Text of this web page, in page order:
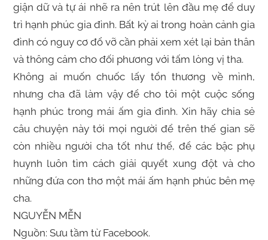
giận dữ và tự ái nhẽ ra nên trút lên đầu mẹ để duy
trì hạnh phúc gia đình. Bất kỳ ai trong hoàn cảnh gia
đình có nguy cơ đổ vỡ cần phải xem xét lại bản thân
và thông cảm cho đối phương với tấm lòng vị tha.
Không ai muốn chuốc lấy tổn thương về mình,
nhưng cha đã làm vậy để cho tôi một cuộc sống
hạnh phúc trong mái ấm gia đình. Xin hãy chia sẻ
câu chuyện này tới mọi người để trên thế gian sẽ
còn nhiều người cha tốt như thế, để các bậc phụ
huynh luôn tìm cách giải quyết xung đột và cho
những đứa con thơ một mái ấm hạnh phúc bên mẹ
cha.
NGUYỄN MỄN
Nguồn: Sưu tầm từ Facebook.